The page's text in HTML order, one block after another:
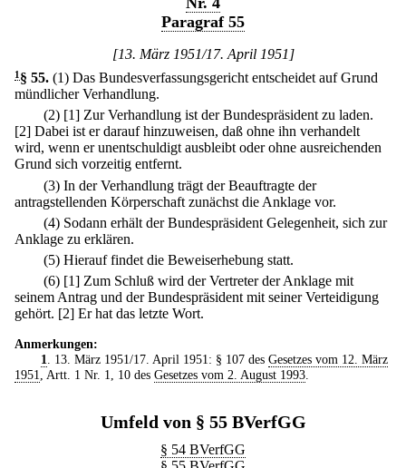
Paragraf 55
[13. März 1951/17. April 1951]
1 § 55. (1) Das Bundesverfassungsgericht entscheidet auf Grund
mündlicher Verhandlung.
(2) [1] Zur Verhandlung ist der Bundespräsident zu laden.
[2] Dabei ist er darauf hinzuweisen, daß ohne ihn verhandelt
wird, wenn er unentschuldigt ausbleibt oder ohne ausreichenden
Grund sich vorzeitig entfernt.
(3) In der Verhandlung trägt der Beauftragte der
antragstellenden Körperschaft zunächst die Anklage vor.
(4) Sodann erhält der Bundespräsident Gelegenheit, sich zur
Anklage zu erklären.
(5) Hierauf findet die Beweiserhebung statt.
(6) [1] Zum Schluß wird der Vertreter der Anklage mit
seinem Antrag und der Bundespräsident mit seiner Verteidigung
gehört. [2] Er hat das letzte Wort.
Anmerkungen:
1. 13. März 1951/17. April 1951: § 107 des Gesetzes vom 12. März
1951, Artt. 1 Nr. 1, 10 des Gesetzes vom 2. August 1993.
Umfeld von § 55 BVerfGG
§ 54 BVerfGG